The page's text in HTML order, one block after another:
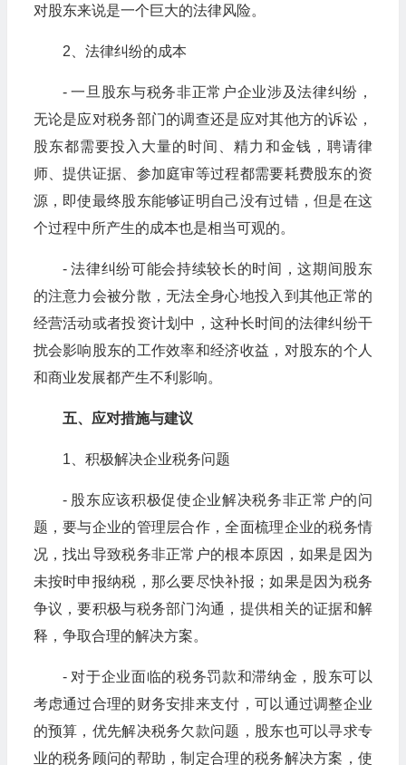
对股东来说是一个巨大的法律风险。
2、法律纠纷的成本
- 一旦股东与税务非正常户企业涉及法律纠纷，
无论是应对税务部门的调查还是应对其他方的诉讼，
股东都需要投入大量的时间、精力和金钱，聘请律
师、提供证据、参加庭审等过程都需要耗费股东的资
源，即使最终股东能够证明自己没有过错，但是在这
个过程中所产生的成本也是相当可观的。
- 法律纠纷可能会持续较长的时间，这期间股东
的注意力会被分散，无法全身心地投入到其他正常的
经营活动或者投资计划中，这种长时间的法律纠纷干
扰会影响股东的工作效率和经济收益，对股东的个人
和商业发展都产生不利影响。
五、应对措施与建议
1、积极解决企业税务问题
- 股东应该积极促使企业解决税务非正常户的问
题，要与企业的管理层合作，全面梳理企业的税务情
况，找出导致税务非正常户的根本原因，如果是因为
未按时申报纳税，那么要尽快补报；如果是因为税务
争议，要积极与税务部门沟通，提供相关的证据和解
释，争取合理的解决方案。
- 对于企业面临的税务罚款和滞纳金，股东可以
考虑通过合理的财务安排来支付，可以通过调整企业
的预算，优先解决税务欠款问题，股东也可以寻求专
业的税务顾问的帮助，制定合理的税务解决方案，使